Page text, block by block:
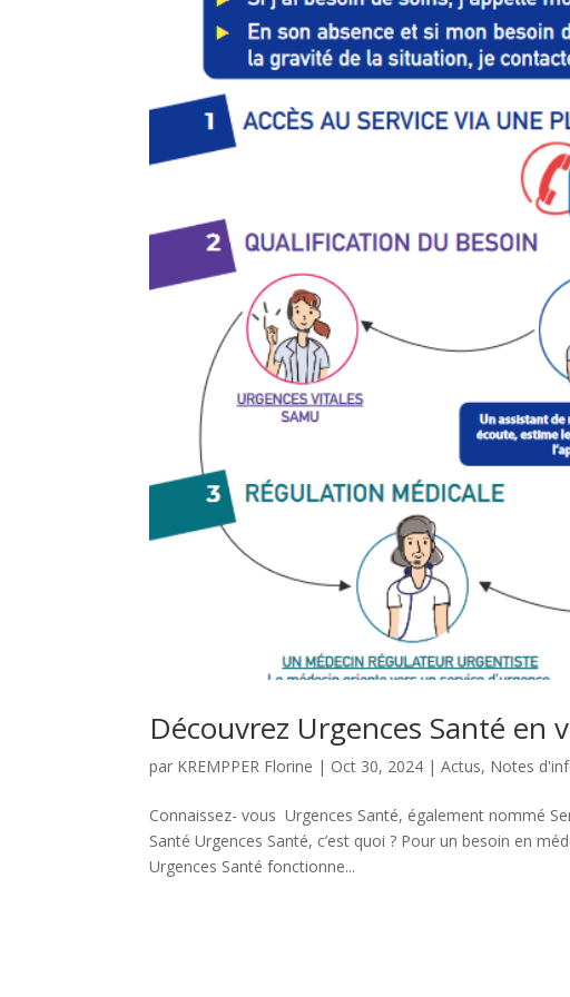
Découvrez Urgences Santé en
par KREMPPER Florine | Oct 30, 2024 |Actus, Notes
Connaissez- vous Urgences Santé, également nommé
Santé Urgences Santé, c’est quoi ? Pour un besoin en
Urgences Santé fonctionne...